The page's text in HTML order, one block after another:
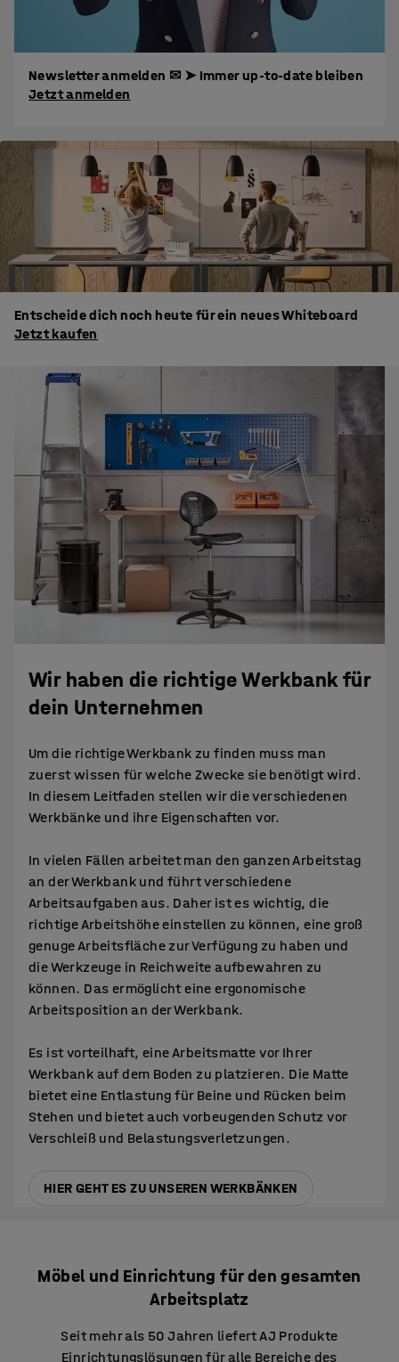
Newsletter anmelden ✉ ➤ Immer up-to-date bleiben
Jetzt anmelden
Entscheide dich noch heute für ein neues Whiteboard
Jetzt kaufen
Wir haben die richtige Werkbank für
dein Unternehmen
Um die richtige Werkbank zu finden muss man
zuerst wissen für welche Zwecke sie benötigt wird.
In diesem Leitfaden stellen wir die verschiedenen
Werkbänke und ihre Eigenschaften vor.
In vielen Fällen arbeitet man den ganzen Arbeitstag
an der Werkbank und führt verschiedene
Arbeitsaufgaben aus. Daher ist es wichtig, die
richtige Arbeitshöhe einstellen zu können, eine groß
genuge Arbeitsfläche zur Verfügung zu haben und
die Werkzeuge in Reichweite aufbewahren zu
können. Das ermöglicht eine ergonomische
Arbeitsposition an der Werkbank.
Es ist vorteilhaft, eine Arbeitsmatte vor Ihrer
Werkbank auf dem Boden zu platzieren. Die Matte
bietet eine Entlastung für Beine und Rücken beim
Stehen und bietet auch vorbeugenden Schutz vor
Verschleiß und Belastungsverletzungen.
HIER GEHT ES ZU UNSEREN WERKBÄNKEN
Möbel und Einrichtung für den gesamten
Arbeitsplatz
Seit mehr als 50 Jahren liefert AJ Produkte
Einrichtungslösungen für alle Bereiche des